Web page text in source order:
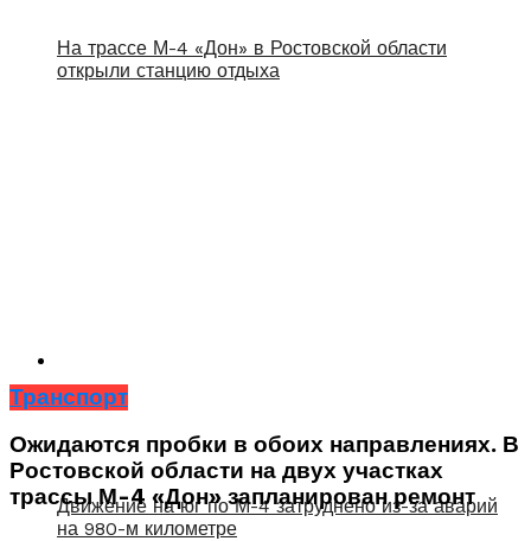
На трассе М-4 «Дон» в Ростовской области
открыли станцию отдыха
Движение на юг по М-4 затруднено из-за аварий
на 980-м километре
Транспорт
Ожидаются пробки в обоих направлениях. В
Ростовской области на двух участках
трассы М-4 «Дон» запланирован ремонт